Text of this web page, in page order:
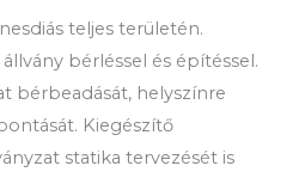
teljes területén.
bérléssel és építéssel.
bérbeadását, helyszínre
Kiegészítő
statika tervezését is